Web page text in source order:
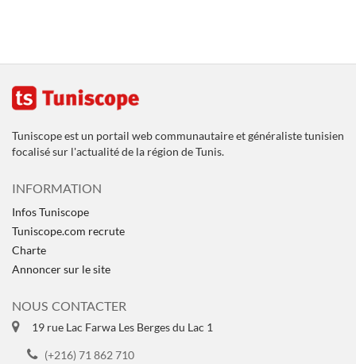
Tuniscope est un portail web communautaire et généraliste tunisien
focalisé sur l'actualité de la région de Tunis.
INFORMATION
Infos Tuniscope
Tuniscope.com recrute
Charte
Annoncer sur le site
NOUS CONTACTER
19 rue Lac Farwa Les Berges du Lac 1
(+216) 71 862 710